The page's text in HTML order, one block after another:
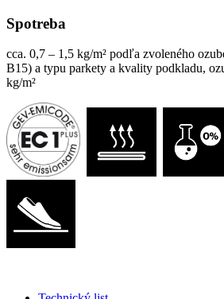
Spotreba
cca. 0,7 – 1,5 kg/m² podľa zvoleného
B15) a typu parkety a kvality podkladu,
kg/m²